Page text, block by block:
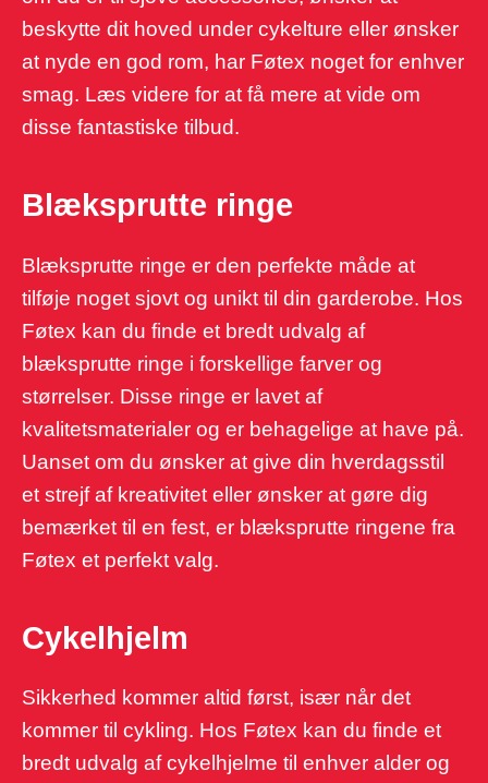
beskytte dit hoved under cykelture eller ønsker
at nyde en god rom, har Føtex noget for enhver
smag. Læs videre for at få mere at vide om
disse fantastiske tilbud.
Blæksprutte ringe
Blæksprutte ringe er den perfekte måde at
tilføje noget sjovt og unikt til din garderobe. Hos
Føtex kan du finde et bredt udvalg af
blæksprutte ringe i forskellige farver og
størrelser. Disse ringe er lavet af
kvalitetsmaterialer og er behagelige at have på.
Uanset om du ønsker at give din hverdagsstil
et strejf af kreativitet eller ønsker at gøre dig
bemærket til en fest, er blæksprutte ringene fra
Føtex et perfekt valg.
Cykelhjelm
Sikkerhed kommer altid først, især når det
kommer til cykling. Hos Føtex kan du finde et
bredt udvalg af cykelhjelme til enhver alder og